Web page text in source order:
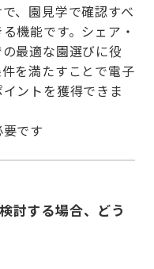
、園見学で確認すべ
機能です。シェア・
最適な園選びに役
を満たすことで電子
ントを獲得できま
です
討する場合、どう